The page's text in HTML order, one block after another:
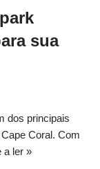
sua
dos principais
Coral. Com
a ler »